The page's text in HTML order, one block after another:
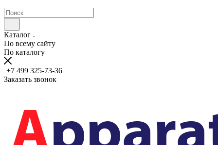
Каталог
По всему сайту
По каталогу
+7 499 325-73-36
Заказать звонок